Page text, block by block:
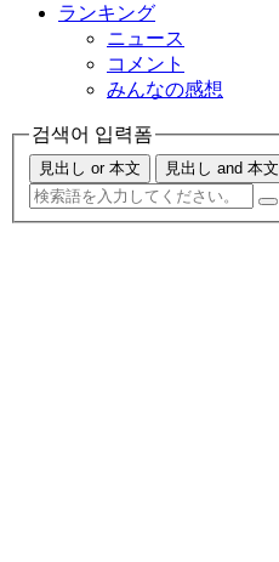
ランキング
ニュース
コメント
みんなの感想
검색어 입력폼
見出し or 本文 見出し and 本文